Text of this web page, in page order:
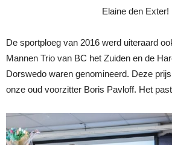
Elaine den Exter!
De sportploeg van 2016 werd uiteraard
Mannen Trio van BC het Zuiden en de
Dorswedo waren genomineerd. Deze
onze oud voorzitter Boris Pavloff. Het